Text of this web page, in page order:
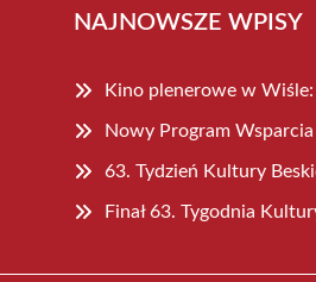
NAJNOWSZE WPISY
Kino plenerowe w
Nowy Program
63. Tydzień Kultury
Finał 63. Tygodnia